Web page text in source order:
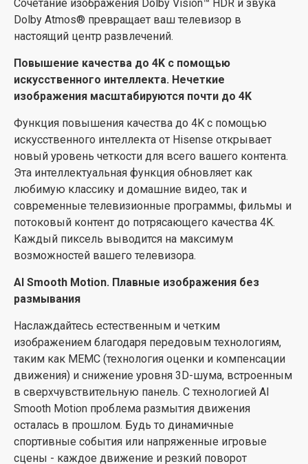
Режим режиссера. Смотрите фильмы и сериалы
так, как их задумали создатели
видео таким, как оно было задумано. Настройте
видео на оригинальные параметры, чтобы
воспроизвести такие детали, как звук, соотношение
они были изначально задуманы. Это гарантирует
самое достоверное отображение шедевра вашего
любимого режиссера, до того, как оно было
изменено для обычного просмотра.
Голосовое управление. Управляйте с помощью
голоса
Попробуйте дистанционное управление голосом
управления телевизором. Голосовые команды
активируются одним нажатием кнопки.
взаимодействуйте с виртуальными помощниками
без лишних усилий.
Игровая панель. Централизованное управление
игровым процессом в режиме реального времени
Наслаждайтесь удобным игровым интерфейсом и
управляйте производительностью в реальном
времени. Вы можете легко настраивать игровые
Сочетание изображения Dolby Vision™ HDR и звука
Dolby Atmos® превращает ваш телевизор в
настоящий центр развлечений.
Повышение качества до 4K с помощью
искусственного интеллекта. Нечеткие
изображения масштабируются почти до 4K
Функция повышения качества до 4K с помощью
искусственного интеллекта от Hisense открывает
новый уровень четкости для всего вашего контента.
Эта интеллектуальная функция обновляет как
любимую классику и домашние видео, так и
современные телевизионные программы, фильмы и
потоковый контент до потрясающего качества 4K.
Каждый пиксель выводится на максимум
возможностей вашего телевизора.
AI Smooth Motion. Плавные изображения без
размывания
Наслаждайтесь естественным и четким
изображением благодаря передовым технологиям,
таким как MEMC (технология оценки и компенсации
движения) и снижение уровня 3D-шума, встроенным
в сверхчувствительную панель. С технологией AI
Smooth Motion проблема размытия движения
осталась в прошлом. Будь то динамичные
спортивные события или напряженные игровые
сцены - каждое движение и резкий поворот